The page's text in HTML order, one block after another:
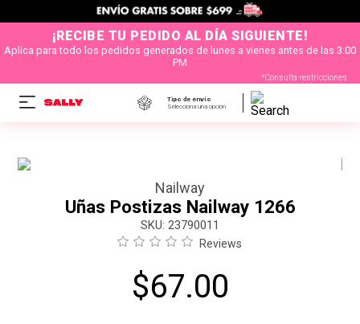
¡RECIBE TU PEDIDO AL DÍA SIGUIENTE!
Aplica para todo los pedidos generados de lunes a vienes antes de las 3:00
PM
*Consulta restricciones
Tipo de envío
Selecciona una opción
Nailway
Uñas Postizas Nailway 1266
: 23790011
Reviews
$67.00